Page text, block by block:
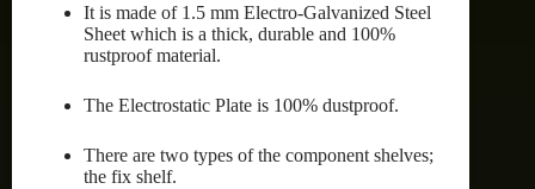
It is made of 1.5 mm Electro-Galvanized Steel
Sheet which is a thick, durable and 100%
rustproof material.
The Electrostatic Plate is 100% dustproof.
There are two types of the component shelves;
the fix shelf.